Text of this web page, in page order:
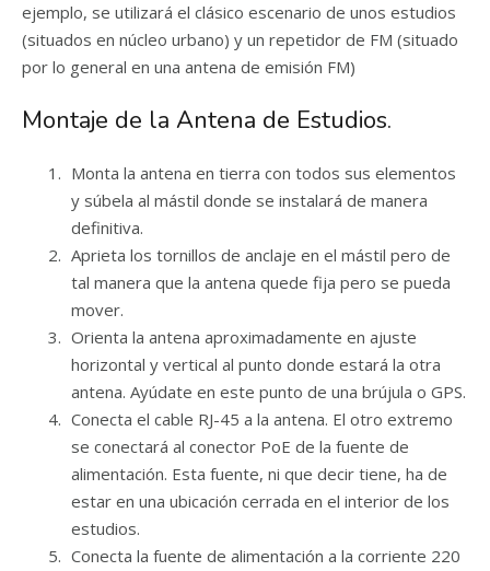
ejemplo, se utilizará el clásico escenario de unos estudios
(situados en núcleo urbano) y un repetidor de FM (situado
por lo general en una antena de emisión FM)
Montaje de la Antena de Estudios.
Monta la antena en tierra con todos sus elementos
y súbela al mástil donde se instalará de manera
definitiva.
Aprieta los tornillos de anclaje en el mástil pero de
tal manera que la antena quede fija pero se pueda
mover.
Orienta la antena aproximadamente en ajuste
horizontal y vertical al punto donde estará la otra
antena. Ayúdate en este punto de una brújula o GPS.
Conecta el cable RJ-45 a la antena. El otro extremo
se conectará al conector PoE de la fuente de
alimentación. Esta fuente, ni que decir tiene, ha de
estar en una ubicación cerrada en el interior de los
estudios.
Conecta la fuente de alimentación a la corriente 220